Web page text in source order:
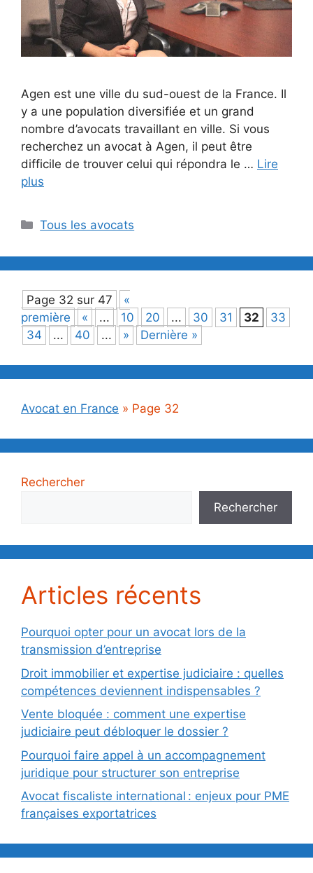
Agen est une ville du sud-ouest de la France. Il
y a une population diversifiée et un grand
nombre d’avocats travaillant en ville. Si vous
recherchez un avocat à Agen, il peut être
difficile de trouver celui qui répondra le … Lire
plus
Catégories
Tous les avocats
Page 32 sur 47
«
première
« ... 10 20 ... 30 31 32
33
34
... 40 ... » Dernière »
Avocat en France » Page 32
Rechercher
Rechercher
Articles récents
Pourquoi opter pour un avocat lors de la
transmission d’entreprise
Droit immobilier et expertise judiciaire : quelles
compétences deviennent indispensables ?
Vente bloquée : comment une expertise
judiciaire peut débloquer le dossier ?
Pourquoi faire appel à un accompagnement
juridique pour structurer son entreprise
Avocat fiscaliste international : enjeux pour PME
françaises exportatrices